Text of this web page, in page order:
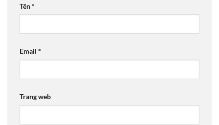
Tên*
Email *
Trang web